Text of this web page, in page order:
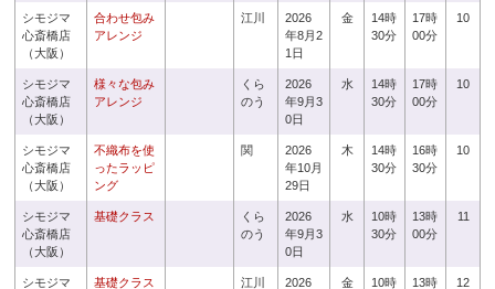
シモジマ
心斎橋店
（大阪）
合わせ包み
アレンジ
江川
2026
年8月2
1日
金
14時
30分
17時
00分
10
シモジマ
心斎橋店
（大阪）
様々な包み
アレンジ
くら
のう
2026
年9月3
0日
水
14時
30分
17時
00分
10
シモジマ
心斎橋店
（大阪）
不織布を使
ったラッピ
ング
関
2026
年10月
29日
木
14時
30分
16時
30分
10
シモジマ
心斎橋店
（大阪）
基礎クラス
くら
のう
2026
年9月3
0日
水
10時
30分
13時
00分
11
シモジマ
基礎クラス 江川
2026
金
10時
13時
12